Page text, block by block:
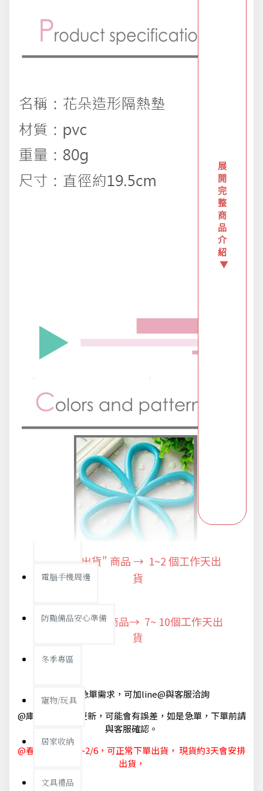
團購區-買越多省越多
布置專區
年終大促專區
浪漫好禮
父親節專頁
畢業狂歡季
開學季用品
電腦手機周邊
防颱備品安心準備
冬季專區
寵物/玩具
居家收納
文具禮品
展
開
完
整
商
品
介
紹
▼
"快速出貨" 商品 → 1~2 個工作天出
貨
"預購商品" 商品→ 7~ 10個工作天出
貨
@如有急單需求，可加line@與客服洽詢
@庫存狀態隨時更新，可能會有誤差，如是急單，下單前請
與客服確認。
@春節休節 1/29~2/6，可正常下單出貨， 現貨約3天會安排
出貨，